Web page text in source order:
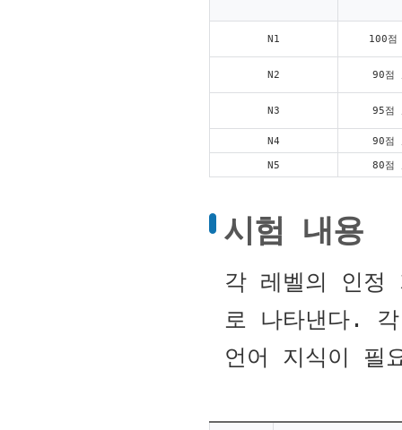
N1 100
N2 90점
N3 95점
N4 90점
N5 80점
시험 내용
각 레벨의 인
로 나타낸다.
언어 지식이 필